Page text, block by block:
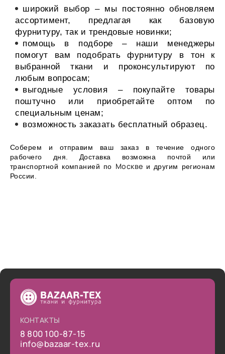
широкий выбор – мы постоянно обновляем
ассортимент, предлагая как базовую
фурнитуру, так и трендовые новинки;
помощь в подборе – наши менеджеры
помогут вам подобрать фурнитуру в тон к
выбранной ткани и проконсультируют по
любым вопросам;
выгодные условия – покупайте товары
поштучно или приобретайте оптом по
специальным ценам;
возможность заказать бесплатный образец.
Соберем и отправим ваш заказ в течение одного
рабочего дня. Доставка возможна почтой или
транспортной компанией по Москве и другим регионам
России.
КОНТАКТЫ
8 800 100-87-15
info@bazaar-tex.ru